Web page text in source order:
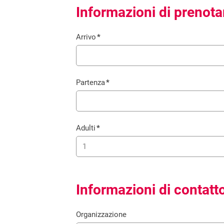
Informazioni di
Arrivo*
Campo
obbligatorio
Partenza*
Campo
obbligatorio
Adulti*
Campo
obbligatorio
1
Informazioni di
Organizzazione